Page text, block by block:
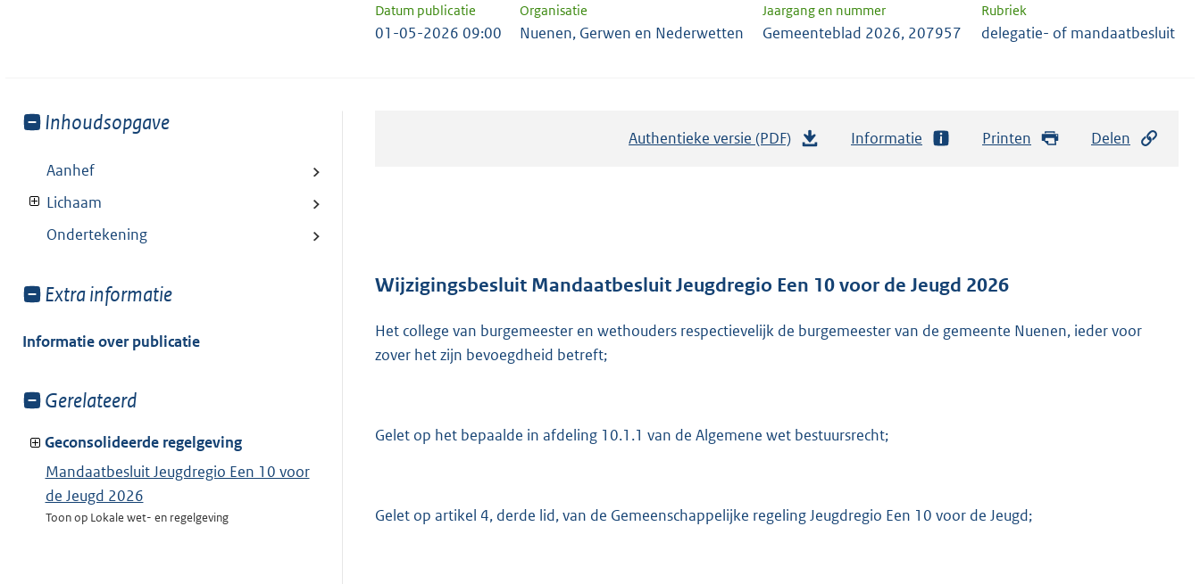
Datum publicatie Organisatie Jaargang en nummer Rubriek
01-05-2026 09:00 Nuenen, Gerwen en Nederwetten Gemeenteblad 2026, 207957 delegatie- of mandaatbesluit
Toon
van:
Inhoudsopgave
Aanhef
Lichaam
Ondertekening
Toon
van:
Extra informatie
Informatie over publicatie
Toon
van:
Gerelateerd
Geconsolideerde regelgeving
Mandaatbesluit Jeugdregio Een 10 voor
de Jeugd 2026
Toon op Lokale wet- en regelgeving
Authentieke versie (PDF)
d
g
t
7
Informatie Printen Delen
Wijzigingsbesluit Mandaatbesluit Jeugdregio Een 10 voor de Jeugd 2026
Het college van burgemeester en wethouders respectievelijk de burgemeester van de gemeente Nuenen, ieder voor
zover het zijn bevoegdheid betreft;
Gelet op het bepaalde in afdeling 10.1.1 van de Algemene wet bestuursrecht;
Gelet op artikel 4, derde lid, van de Gemeenschappelijke regeling Jeugdregio Een 10 voor de Jeugd;